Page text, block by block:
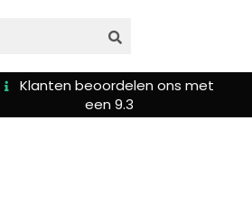
Klanten beoordelen ons met
een 9.3